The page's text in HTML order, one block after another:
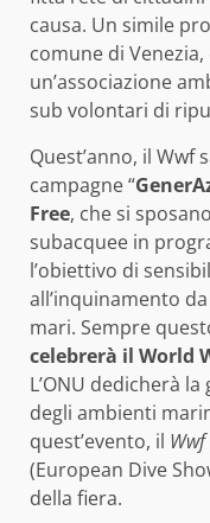
causa. Un simile
comune di
un’associazione
sub volontari di
Quest’anno, il Wwf
campagne “
Free, che si
subacquee in
l’obiettivo di
all’inquinamento
mari. Sempre
celebrerà il World
L’ONU dedicherà
degli ambienti
quest’evento, il Wwf
(European Dive
della fiera.